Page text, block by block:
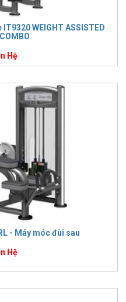
WEIGHT ASSISTED
Hệ
- Máy móc đùi sau
Hệ